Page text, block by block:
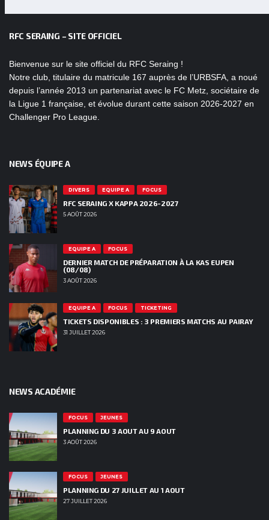
RFC SERAING – SITE OFFICIEL
Bienvenue sur le site officiel du RFC Seraing !
Notre club, titulaire du matricule 167 auprès de l’URBSFA, a noué
depuis l’année 2013 un partenariat avec le FC Metz, sociétaire de
la Ligue 1 française, et évolue durant cette saison 2026-2027 en
Challenger Pro League.
NEWS ÉQUIPE A
DIVERS EQUIPE A FOCUS
RFC SERAING X KAPPA 2026-2027
5 AOÛT 2026
EQUIPE A FOCUS
DERNIER MATCH DE PRÉPARATION À LA KAS EUPEN
(08/08)
3 AOÛT 2026
EQUIPE A FOCUS TICKETING
TICKETS DISPONIBLES : 3 PREMIERS MATCHS AU PAIRAY
31 JUILLET 2026
NEWS ACADÉMIE
FOCUS JEUNES
PLANNING DU 3 AOUT AU 9 AOUT
3 AOÛT 2026
FOCUS JEUNES
PLANNING DU 27 JUILLET AU 1 AOUT
27 JUILLET 2026